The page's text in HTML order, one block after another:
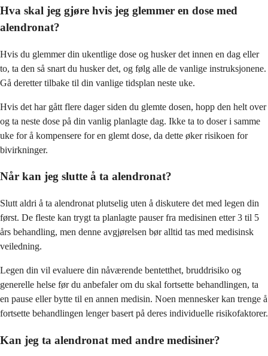
Hva skal jeg gjøre hvis jeg glemmer en dose med
alendronat?
Hvis du glemmer din ukentlige dose og husker det innen en dag eller
to, ta den så snart du husker det, og følg alle de vanlige instruksjonene.
Gå deretter tilbake til din vanlige tidsplan neste uke.
Hvis det har gått flere dager siden du glemte dosen, hopp den helt over
og ta neste dose på din vanlig planlagte dag. Ikke ta to doser i samme
uke for å kompensere for en glemt dose, da dette øker risikoen for
bivirkninger.
Når kan jeg slutte å ta alendronat?
Slutt aldri å ta alendronat plutselig uten å diskutere det med legen din
først. De fleste kan trygt ta planlagte pauser fra medisinen etter 3 til 5
års behandling, men denne avgjørelsen bør alltid tas med medisinsk
veiledning.
Legen din vil evaluere din nåværende bentetthet, bruddrisiko og
generelle helse før du anbefaler om du skal fortsette behandlingen, ta
en pause eller bytte til en annen medisin. Noen mennesker kan trenge å
fortsette behandlingen lenger basert på deres individuelle risikofaktorer.
Kan jeg ta alendronat med andre medisiner?